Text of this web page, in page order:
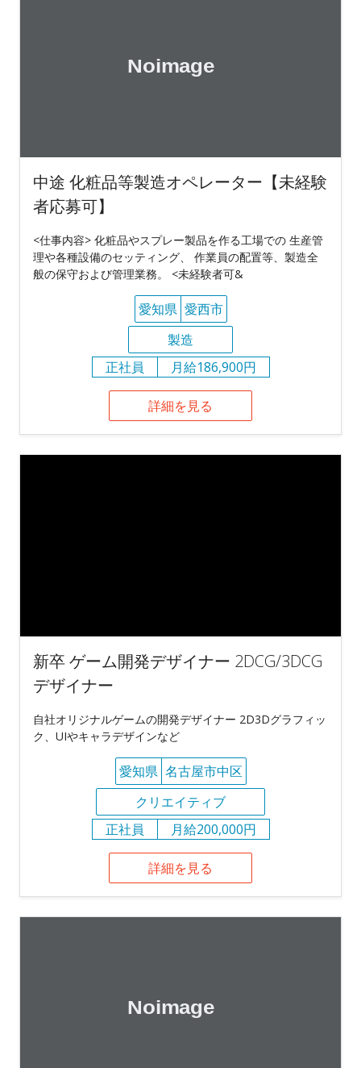
中途 化粧品等製造オペレーター【未経験
者応募可】
<仕事内容> 化粧品やスプレー製品を作る工場での 生産管
理や各種設備のセッティング、 作業員の配置等、製造全
般の保守および管理業務。 <未経験者可&
愛知県 愛西市
製造
正社員
月給186,900円
詳細を見る
新卒 ゲーム開発デザイナー 2DCG/3DCG
デザイナー
自社オリジナルゲームの開発デザイナー 2D3Dグラフィッ
ク、UIやキャラデザインなど
愛知県 名古屋市中区
クリエイティブ
正社員
月給200,000円
詳細を見る